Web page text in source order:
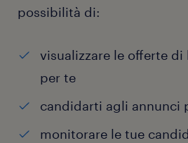
possibilità di:
visualizzare le offerte
per te
candidarti agli annunci
monitorare le tue